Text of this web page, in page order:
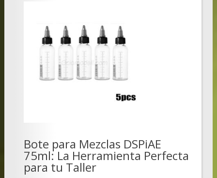
Bote para Mezclas DSPiAE
75ml: La Herramienta Perfecta
para tu Taller